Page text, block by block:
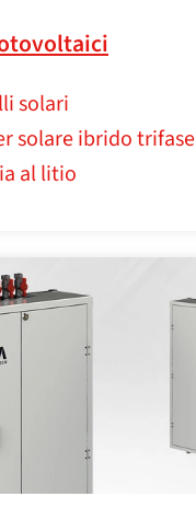
solari
solare ibrido trifase
al litio